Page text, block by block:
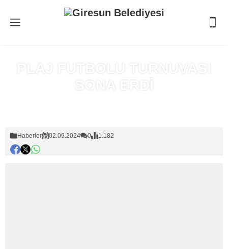
PLAJ FUTBOLU TURNUVASI
SONA ERDİ
Haberler 02.09.2024 0 1.182